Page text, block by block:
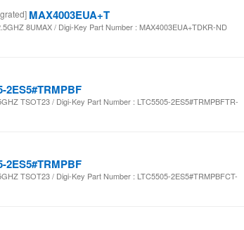
MAX4003EUA+T
8UMAX / Digi-Key Part Number : MAX4003EUA+TDKR-ND
2ES5#TRMPBF
TSOT23 / Digi-Key Part Number : LTC5505-2ES5#TRMPBFTR-
2ES5#TRMPBF
TSOT23 / Digi-Key Part Number : LTC5505-2ES5#TRMPBFCT-